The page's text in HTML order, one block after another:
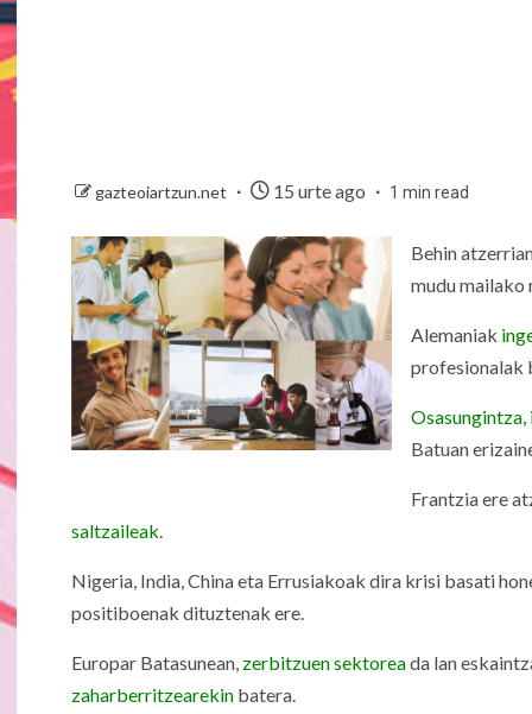
gazteoiartzun.net 15 urte ago 1 min read
Behin
mudu mailako
Alemaniak
profesionalak
Batuan
Frantzia ere
saltzaileak.
Nigeria, India, China eta Errusiakoak dira krisi basati
positiboenak dituztenak ere.
Europar Batasunean, zerbitzuen sektoreada lan
zaharberritzearekin batera.